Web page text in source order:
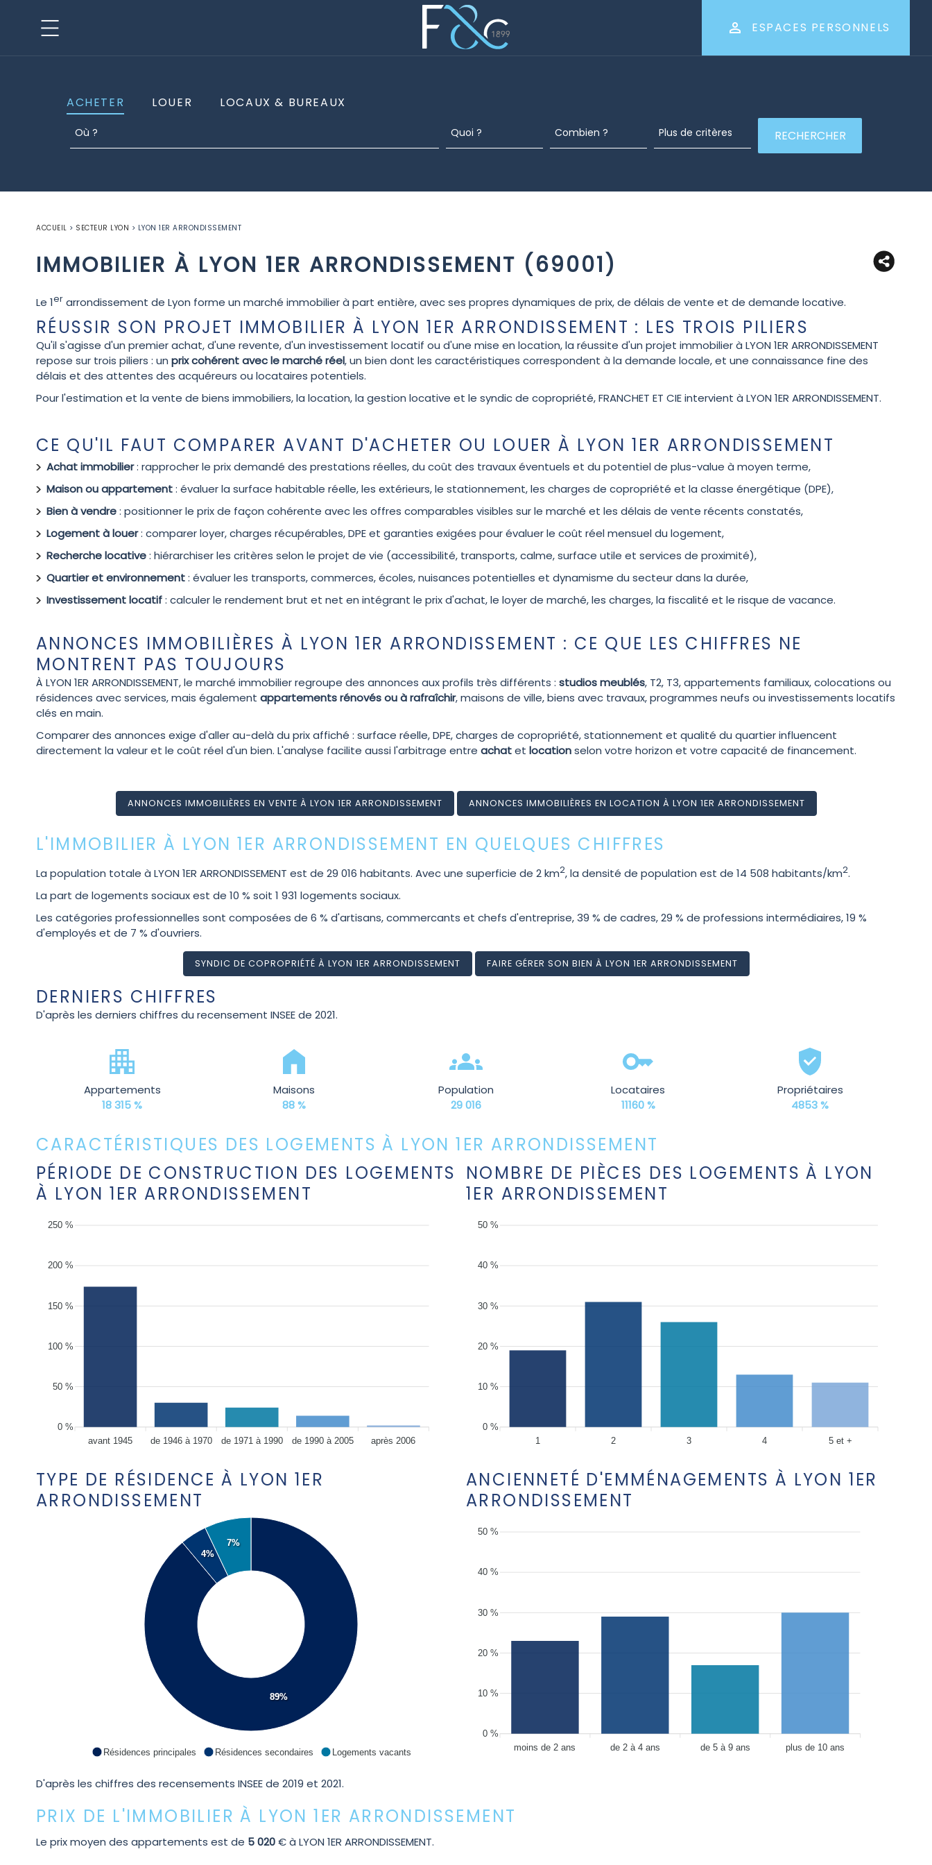
ESPACES PERSONNELS
ACHETER LOUER LOCAUX & BUREAUX
ACCUEIL > SECTEUR LYON > LYON 1ER ARRONDISSEMENT
IMMOBILIER À LYON 1ER ARRONDISSEMENT (69001)
Le 1er arrondissement de Lyon forme un marché immobilier à part entière, avec ses propres dynamiques de prix, de délais de vente et de demande locative.
RÉUSSIR SON PROJET IMMOBILIER À LYON 1ER ARRONDISSEMENT : LES TROIS PILIERS
Qu'il s'agisse d'un premier achat, d'une revente, d'un investissement locatif ou d'une mise en location, la réussite d'un projet immobilier à LYON 1ER ARRONDISSEMENT
repose sur trois piliers : un prix cohérent avec le marché réel, un bien dont les caractéristiques correspondent à la demande locale, et une connaissance fine des
délais et des attentes des acquéreurs ou locataires potentiels.
Pour l'estimation et la vente de biens immobiliers, la location, la gestion locative et le syndic de copropriété, FRANCHET ET CIE intervient à LYON 1ER ARRONDISSEMENT.
CE QU'IL FAUT COMPARER AVANT D'ACHETER OU LOUER À LYON 1ER ARRONDISSEMENT
Achat immobilier: rapprocher le prix demandé des prestations réelles, du coût des travaux éventuels et du potentiel de plus-value à moyen terme,
Maison ou appartement: évaluer la surface habitable réelle, les extérieurs, le stationnement, les charges de copropriété et la classe énergétique (DPE),
Bien à vendre: positionner le prix de façon cohérente avec les offres comparables visibles sur le marché et les délais de vente récents constatés,
Logement à louer: comparer loyer, charges récupérables, DPE et garanties exigées pour évaluer le coût réel mensuel du logement,
Recherche locative: hiérarchiser les critères selon le projet de vie (accessibilité, transports, calme, surface utile et services de proximité),
Quartier et environnement: évaluer les transports, commerces, écoles, nuisances potentielles et dynamisme du secteur dans la durée,
Investissement locatif: calculer le rendement brut et net en intégrant le prix d'achat, le loyer de marché, les charges, la fiscalité et le risque de vacance.
ANNONCES IMMOBILIÈRES À LYON 1ER ARRONDISSEMENT : CE QUE LES CHIFFRES NE
MONTRENT PAS TOUJOURS
À LYON 1ER ARRONDISSEMENT, le marché immobilier regroupe des annonces aux profils très différents : studios meublés, T2, T3, appartements familiaux, colocations ou
résidences avec services, mais également appartements rénovés ou à rafraîchir, maisons de ville, biens avec travaux, programmes neufs ou investissements locatifs
clés en main.
Comparer des annonces exige d'aller au-delà du prix affiché : surface réelle, DPE, charges de copropriété, stationnement et qualité du quartier influencent
directement la valeur et le coût réel d'un bien. L'analyse facilite aussi l'arbitrage entre achatet locationselon votre horizon et votre capacité de financement.
ANNONCES IMMOBILIÈRES EN VENTE À LYON 1ER ARRONDISSEMENT ANNONCES IMMOBILIÈRES EN LOCATION À LYON 1ER ARRONDISSEMENT
L'IMMOBILIER À LYON 1ER ARRONDISSEMENT EN QUELQUES CHIFFRES
La population totale à LYON 1ER ARRONDISSEMENT est de 29 016 habitants. Avec une superficie de 2 km2, la densité de population est de 14 508 habitants/km2.
La part de logements sociaux est de 10 % soit 1 931 logements sociaux.
Les catégories professionnelles sont composées de 6 % d'artisans, commercants et chefs d'entreprise, 39 % de cadres, 29 % de professions intermédiaires, 19 %
d'employés et de 7 % d'ouvriers.
SYNDIC DE COPROPRIÉTÉ À LYON 1ER ARRONDISSEMENT FAIRE GÉRER SON BIEN À LYON 1ER ARRONDISSEMENT
DERNIERS CHIFFRES
D'après les derniers chiffres du recensement INSEE de 2021.
Appartements
18 315 %
Maisons
88 %
Population
29 016
Locataires
11160 %
Propriétaires
4853 %
CARACTÉRISTIQUES DES LOGEMENTS À LYON 1ER ARRONDISSEMENT
PÉRIODE DE CONSTRUCTION DES LOGEMENTS
À LYON 1ER ARRONDISSEMENT
250 %
200 %
150 %
100 %
50 %
0 %
avant 1945
de 1946 à 1970 de 1971 à 1990 de 1990 à 2005 après 2006
NOMBRE DE PIÈCES DES LOGEMENTS À LYON
1ER ARRONDISSEMENT
50 %
40 %
30 %
20 %
10 %
0 %
1
2 3 4 5 et +
TYPE DE RÉSIDENCE À LYON 1ER
ARRONDISSEMENT
89%
4%
7%
Résidences principales Résidences secondaires Logements vacants
ANCIENNETÉ D'EMMÉNAGEMENTS À LYON 1ER
ARRONDISSEMENT
50 %
40 %
30 %
20 %
10 %
0 %
moins de 2 ans
de 2 à 4 ans de 5 à 9 ans plus de 10 ans
D'après les chiffres des recensements INSEE de 2019 et 2021.
PRIX DE L'IMMOBILIER À LYON 1ER ARRONDISSEMENT
Le prix moyen des appartements est de 5 020€ à LYON 1ER ARRONDISSEMENT.